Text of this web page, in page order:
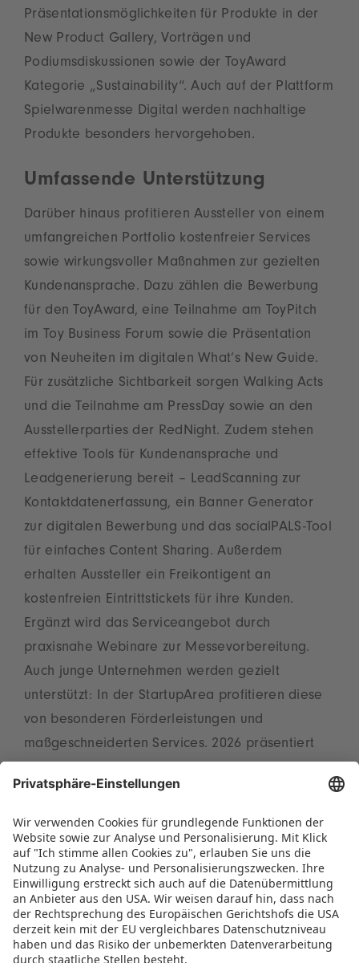
Präsentationsmöglichkeiten für Produkte in der
New Product Gallery, Vorträgen und
Podiumsdiskussionen sowie der ToyAward
Kategorie „Sustainability“. Auch auf der Plattform
Spielwarenmesse Digital werden nachhaltige
Produkte besonders hervorgehoben.
Umfassende Unterstützung
Darüber hinaus profitieren Aussteller von einem
umfangreichen Portfolio kostenfreier Services
sowie wirkungsvoller Maßnahmen zur gezielten
Kundenansprache. Dazu zählen die Bewerbung
für den ToyAward, eine Teilnahme am ToyPitch
im Toy Business Forum sowie die Präsentation
von Neuheiten im digitalen What’s New Guide.
Für zusätzliche Sichtbarkeit sorgen Walking Acts
und die Teilnahme am PressDay sowie an den
Ausstellerparties der RedNight. Zudem stehen
effektive Tools für Kundenansprache und
Leadgenerierung bereit – LeadScanning zur
Kontaktdatenerfassung, ein Banner Generator
zur digitalen Bewerbung und das socialPALS-Tool
für einfaches Content Sharing. Außerdem
erhalten Aussteller ein Freikontigent an
kostenfreien Eintrittstickets für ihre Kunden.
Ergänzt wird das Serviceangebot durch
praxisnahe Webinare zur Messevorbereitung.
Auch junge Unternehmen werden gezielt
unterstützt: In der StartupArea profitieren diese
von besonderen Förderleistungen und
maßgeschneiderten Services. 2026 präsentiert
Standbau – perfekt auf die Bedürfnisse von
aufstrebenden Marken zugeschnitten.
Neuaussteller, die sich auf der Spielwarenmesse
präsentieren möchten, können sichhierbis Ende
Juli 2025 anmelden.
PRESSEMITTEILUNG ALS PDF HERUNTERLADEN